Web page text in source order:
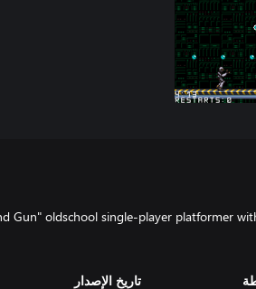
Gun" oldschool single-player platformer
تاريخ الإصدار